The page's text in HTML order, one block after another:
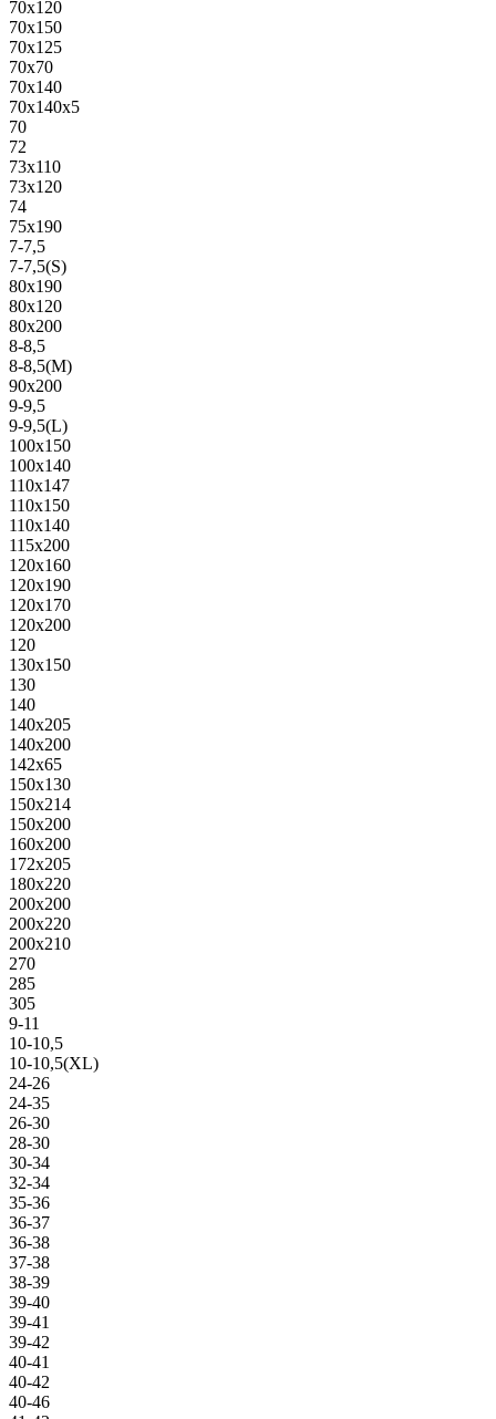
70х120
70х150
70х125
70х70
70х140
70х140х5
70
72
73х110
73х120
74
75х190
7-7,5
7-7,5(S)
80х190
80х120
80х200
8-8,5
8-8,5(M)
90х200
9-9,5
9-9,5(L)
100х150
100х140
110х147
110х150
110х140
115х200
120х160
120х190
120х170
120х200
120
130х150
130
140
140х205
140х200
142х65
150х130
150х214
150х200
160х200
172х205
180х220
200х200
200х220
200х210
270
285
305
9-11
10-10,5
10-10,5(XL)
24-26
24-35
26-30
28-30
30-34
32-34
35-36
36-37
36-38
37-38
38-39
39-40
39-41
39-42
40-41
40-42
40-46